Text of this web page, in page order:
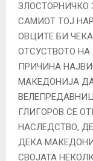
САМИОТ ТОЈ
ОВЦИТЕ БИ
ОТСУСТВОТО
ПРИЧИНА
МАКЕДОНИЈА
ГЛИГОРОВ СЕ
НАСЛЕДСТВО,
ДЕКА
СВОЈАТА